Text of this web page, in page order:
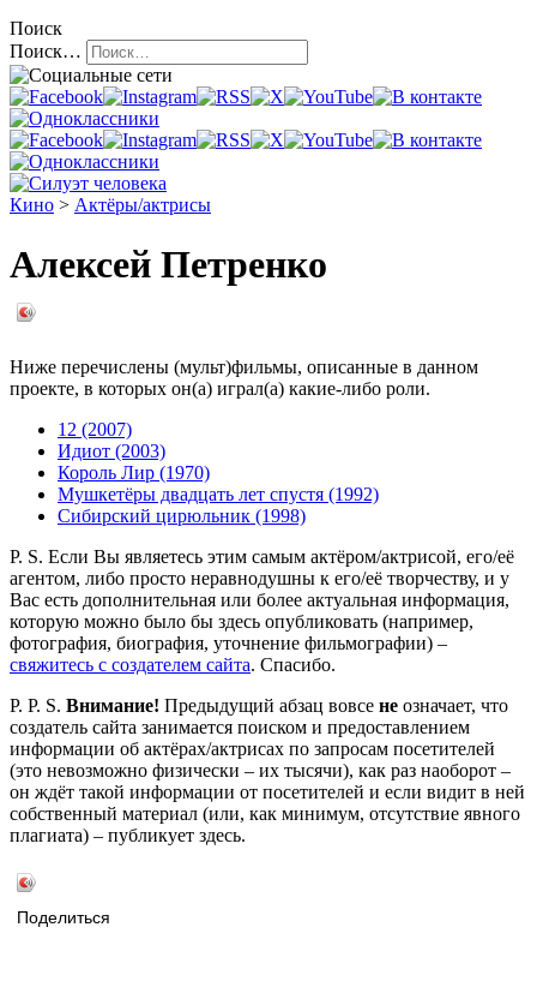
Поиск
Поиск…
Кино > Актёры/актрисы
Алексей Петренко
Ниже перечислены (мульт)фильмы, описанные в данном
проекте, в которых он(а) играл(а) какие-либо роли.
12 (2007)
Идиот (2003)
Король Лир (1970)
Мушкетёры двадцать лет спустя (1992)
Сибирский цирюльник (1998)
P. S. Если Вы являетесь этим самым актёром/актрисой, его/её
агентом, либо просто неравнодушны к его/её творчеству, и у
Вас есть дополнительная или более актуальная информация,
которую можно было бы здесь опубликовать (например,
фотография, биография, уточнение фильмографии) –
свяжитесь с создателем сайта. Спасибо.
P. P. S. Внимание! Предыдущий абзац вовсе не означает, что
создатель сайта занимается поиском и предоставлением
информации об актёрах/актрисах по запросам посетителей
(это невозможно физически – их тысячи), как раз наоборот –
он ждёт такой информации от посетителей и если видит в ней
собственный материал (или, как минимум, отсутствие явного
плагиата) – публикует здесь.
Поделиться